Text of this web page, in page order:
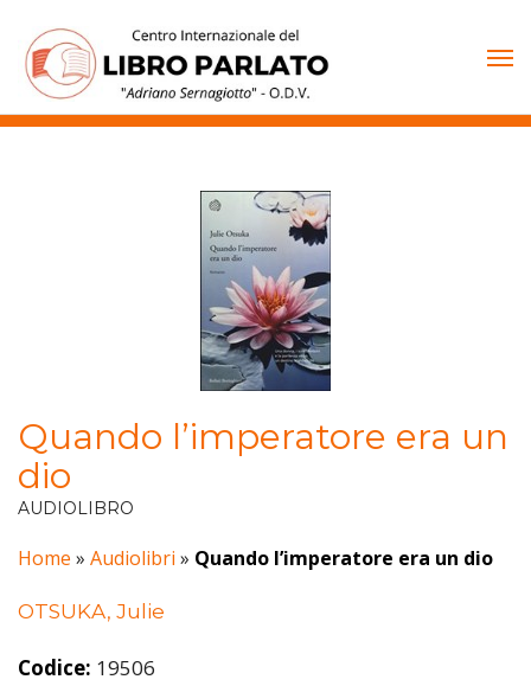
contenuto
Quando l’imperatore era un
dio
AUDIOLIBRO
Home » Audiolibri » Quando l’imperatore era un dio
OTSUKA, Julie
Codice: 19506